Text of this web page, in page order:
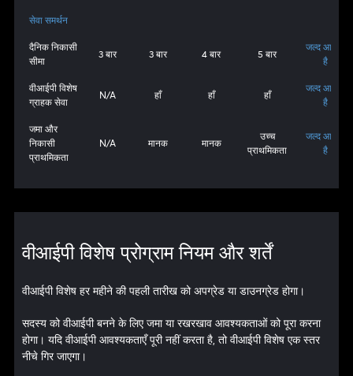
सेवा समर्थन
दैनिक निकासी
सीमा
3 बार 3 बार 4 बार 5 बार
जल्द आ रहा
है
वीआईपी विशेष
ग्राहक सेवा
N/A हाँ हाँ हाँ
जल्द आ रहा
है
जमा और
निकासी
प्राथमिकता
N/A मानक मानक
उच्च
प्राथमिकता
जल्द आ रहा
है
वीआईपी विशेष प्रोग्राम नियम और शर्तें
वीआईपी विशेष हर महीने की पहली तारीख को अपग्रेड या डाउनग्रेड होगा।
सदस्य को वीआईपी बनने के लिए जमा या रखरखाव आवश्यकताओं को पूरा करना
होगा। यदि वीआईपी आवश्यकताएँ पूरी नहीं करता है, तो वीआईपी विशेष एक स्तर
नीचे गिर जाएगा।